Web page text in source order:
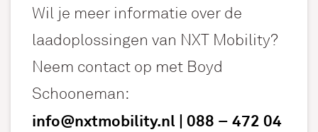
Wil je meer informatie over de
laadoplossingen van NXT Mobility?
Neem contact op met Boyd
Schooneman:
info@nxtmobility.nl | 088 – 472 04